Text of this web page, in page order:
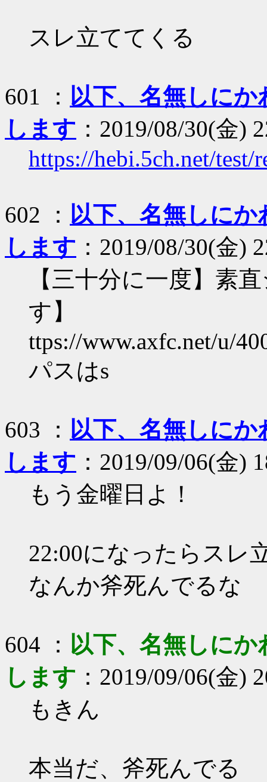
スレ立ててくる
601 ： 以下、名無しに
します ：2019/08/30(金)
https://hebi.5ch.net/test/
602 ： 以下、名無しに
します ：2019/08/30(金)
【三十分に一度】素
す】
ttps://www.axfc.net/u/
パスはs
603 ： 以下、名無しに
します ：2019/09/06(金)
もう金曜日よ！
22:00になったらスレ
なんか斧死んでるな
604 ： 以下、名無しに
します ：2019/09/06(金)
もきん
本当だ、斧死んでる